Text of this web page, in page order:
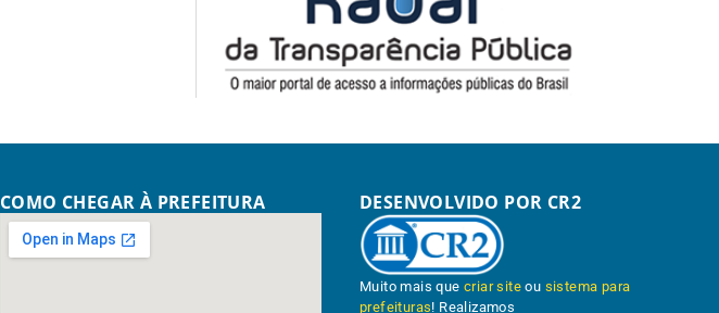
COMO CHEGAR À PREFEITURA DESENVOLVIDO POR CR2
Muito mais quecriar site ou sistema para
prefeituras! Realizamos